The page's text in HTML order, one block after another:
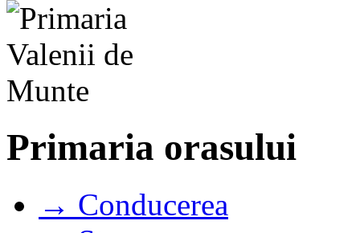
Primaria orasului
→ Conducerea